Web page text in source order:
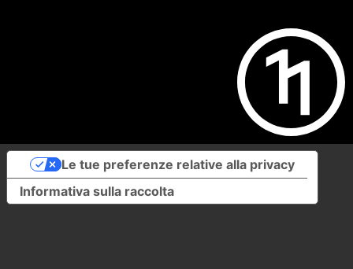
Informativa sulla raccolta
Le tue preferenze relative alla privacy